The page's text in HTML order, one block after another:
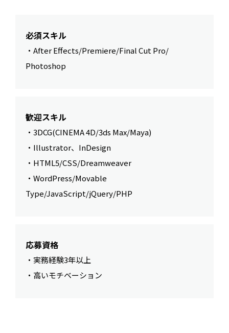
必須スキル
・After Effects/Premiere/Final Cut Pro/
Photoshop
歓迎スキル
・3DCG(CINEMA 4D/3ds Max/Maya)
・Illustrator、InDesign
・HTML5/CSS/Dreamweaver
・WordPress/Movable
Type/JavaScript/jQuery/PHP
応募資格
・実務経験3年以上
・高いモチベーション